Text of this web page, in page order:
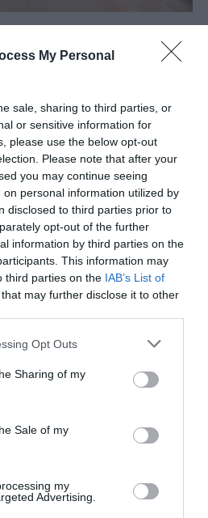
My Personal
sale, sharing to third parties, or
or sensitive information for
please use the below opt-out
Please note that after your
you may continue seeing
personal information utilized by
disclosed to third parties prior to
opt-out of the further
information by third parties on the
This information may
third parties on the IAB’s List of
that may further disclose it to other
app uses one or more Google
behaviour. You may click to
and its third-party tags to
purposes in below Google
Opt Outs
Sharing of my
Sale of my
my
Advertising.
για τα
– Σε ποιες